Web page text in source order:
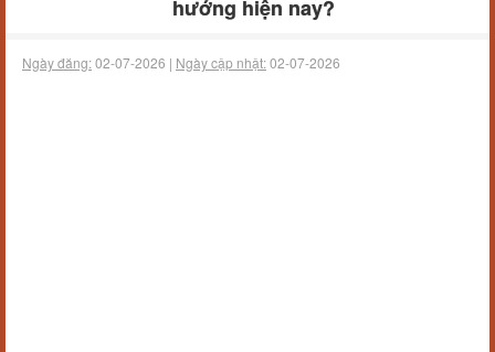
hướng hiện nay?
Ngày đăng:02-07-2026 | Ngày cập nhật:02-07-2026